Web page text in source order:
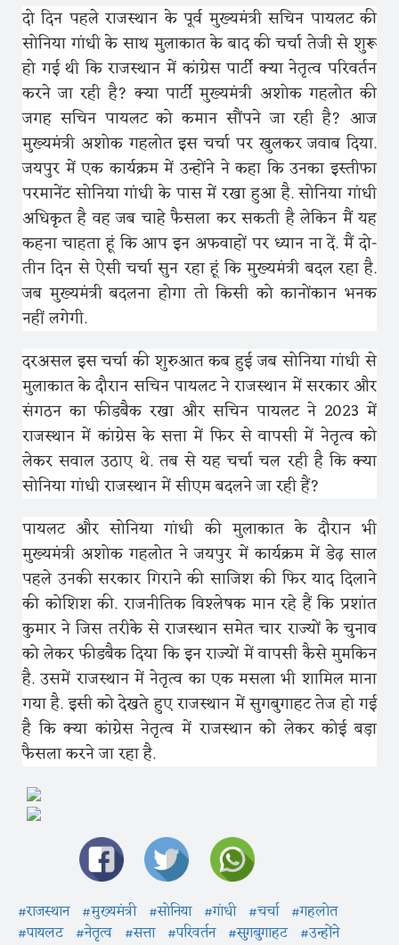
दो दिन पहले राजस्थान के पूर्व मुख्यमंत्री सचिन पायलट की
सोनिया गांधी के साथ मुलाकात के बाद की चर्चा तेजी से शुरू
हो गई थी कि राजस्थान में कांग्रेस पार्टी क्या नेतृत्व परिवर्तन
करने जा रही है? क्या पार्टी मुख्यमंत्री अशोक गहलोत की
जगह सचिन पायलट को कमान सौंपने जा रही है? आज
मुख्यमंत्री अशोक गहलोत इस चर्चा पर खुलकर जवाब दिया.
जयपुर में एक कार्यक्रम में उन्होंने ने कहा कि उनका इस्तीफा
परमानेंट सोनिया गांधी के पास में रखा हुआ है. सोनिया गांधी
अधिकृत है वह जब चाहे फैसला कर सकती है लेकिन मैं यह
कहना चाहता हूं कि आप इन अफवाहों पर ध्यान ना दें. मैं दो-
तीन दिन से ऐसी चर्चा सुन रहा हूं कि मुख्यमंत्री बदल रहा है.
जब मुख्यमंत्री बदलना होगा तो किसी को कानोंकान भनक
नहीं लगेगी.
दरअसल इस चर्चा की शुरुआत कब हुई जब सोनिया गांधी से
मुलाकात के दौरान सचिन पायलट ने राजस्थान में सरकार और
संगठन का फीडबैक रखा और सचिन पायलट ने 2023 में
राजस्थान में कांग्रेस के सत्ता में फिर से वापसी में नेतृत्व को
लेकर सवाल उठाए थे. तब से यह चर्चा चल रही है कि क्या
सोनिया गांधी राजस्थान में सीएम बदलने जा रही हैं?
पायलट और सोनिया गांधी की मुलाकात के दौरान भी
मुख्यमंत्री अशोक गहलोत ने जयपुर में कार्यक्रम में डेढ़ साल
पहले उनकी सरकार गिराने की साजिश की फिर याद दिलाने
की कोशिश की. राजनीतिक विश्लेषक मान रहे हैं कि प्रशांत
कुमार ने जिस तरीके से राजस्थान समेत चार राज्यों के चुनाव
को लेकर फीडबैक दिया कि इन राज्यों में वापसी कैसे मुमकिन
है. उसमें राजस्थान में नेतृत्व का एक मसला भी शामिल माना
गया है. इसी को देखते हुए राजस्थान में सुगबुगाहट तेज हो गई
है कि क्या कांग्रेस नेतृत्व में राजस्थान को लेकर कोई बड़ा
फैसला करने जा रहा है.
#राजस्थान #मुख्यमंत्री #सोनिया #गांधी #चर्चा #गहलोत
#पायलट #नेतृत्व #सत्ता #परिवर्तन #सुगबुगाहट #उन्होंने